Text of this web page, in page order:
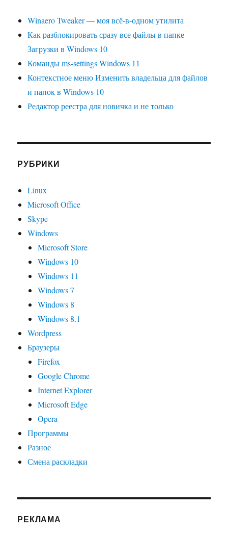
Winaero Tweaker — моя всё-в-одном утилита
Как разблокировать сразу все файлы в папке
Загрузки в Windows 10
Команды ms-settings Windows 11
Контекстное меню Изменить владельца для файлов
и папок в Windows 10
Редактор реестра для новичка и не только
РУБРИКИ
Linux
Microsoft Office
Skype
Windows
Microsoft Store
Windows 10
Windows 11
Windows 7
Windows 8
Windows 8.1
Wordpress
Браузеры
Firefox
Google Chrome
Internet Explorer
Microsoft Edge
Opera
Программы
Разное
Смена раскладки
РЕКЛАМА